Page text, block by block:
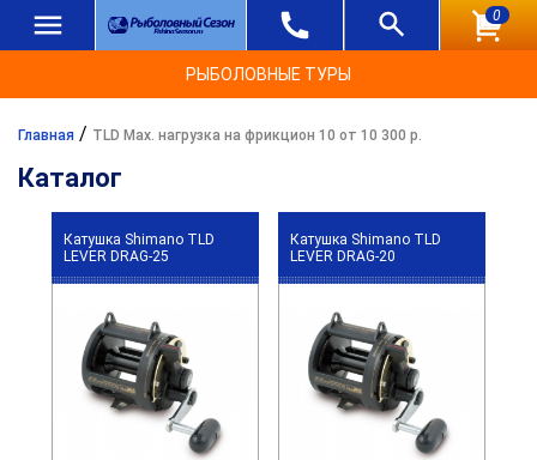
0
РЫБОЛОВНЫЕ ТУРЫ
Главная / TLD Max. нагрузка на фрикцион 10 от 10 300 р.
Каталог
Катушка Shimano TLD
LEVER DRAG-25
Катушка Shimano TLD
LEVER DRAG-20